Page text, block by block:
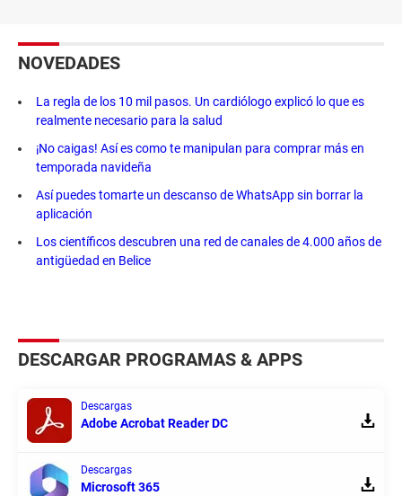
NOVEDADES
La regla de los 10 mil pasos. Un cardiólogo explicó lo que es
realmente necesario para la salud
¡No caigas! Así es como te manipulan para comprar más en
temporada navideña
Así puedes tomarte un descanso de WhatsApp sin borrar la
aplicación
Los científicos descubren una red de canales de 4.000 años de
antigüedad en Belice
DESCARGAR PROGRAMAS & APPS
Descargas
Adobe Acrobat Reader DC
Descargas
Microsoft 365